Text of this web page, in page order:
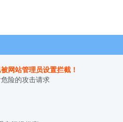
网站管理员设置拦截！
险的攻击请求